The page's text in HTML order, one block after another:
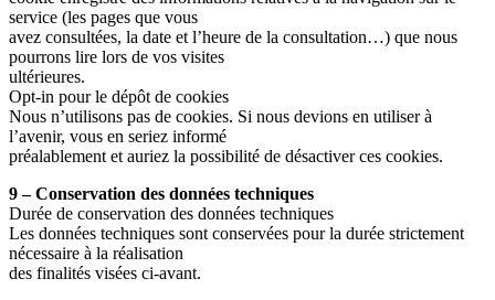
service (les pages que vous
avez consultées, la date et l’heure de la consultation…) que nous
pourrons lire lors de vos visites
ultérieures.
Opt-in pour le dépôt de cookies
Nous n’utilisons pas de cookies. Si nous devions en utiliser à
l’avenir, vous en seriez informé
préalablement et auriez la possibilité de désactiver ces cookies.
9 – Conservation des données techniques
Durée de conservation des données techniques
Les données techniques sont conservées pour la durée strictement
nécessaire à la réalisation
des finalités visées ci-avant.